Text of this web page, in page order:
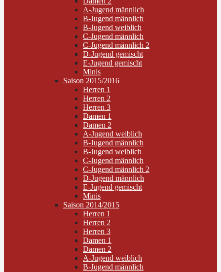
A-Jugend männlich
B-Jugend männlich
B-Jugend weiblich
C-Jugend männlich
C-Jugend männlich 2
D-Jugend gemischt
E-Jugend gemischt
Minis
Saison 2015/2016
Herren 1
Herren 2
Herren 3
Damen 1
Damen 2
A-Jugend weiblich
B-Jugend männlich
B-Jugend weiblich
C-Jugend männlich
C-Jugend männlich 2
D-Jugend männlich
E-Jugend gemischt
Minis
Saison 2014/2015
Herren 1
Herren 2
Herren 3
Damen 1
Damen 2
A-Jugend weiblich
B-Jugend männlich